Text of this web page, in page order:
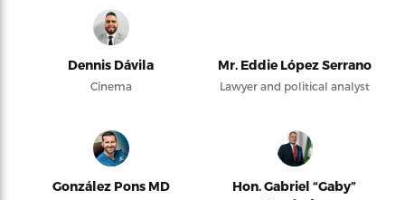
Dennis Dávila
Cinema
Mr. Eddie López Serrano
Lawyer and political analyst
González Pons MD
Hon. Gabriel “Gaby”